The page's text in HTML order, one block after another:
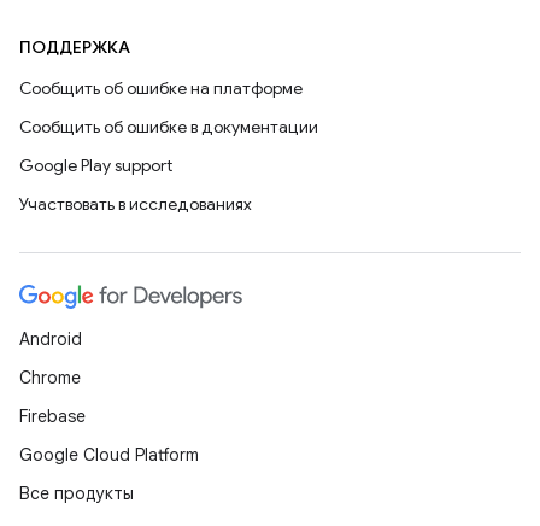
ПОДДЕРЖКА
Сообщить об ошибке на платформе
Сообщить об ошибке в документации
Google Play support
Участвовать в исследованиях
Android
Chrome
Firebase
Google Cloud Platform
Все продукты